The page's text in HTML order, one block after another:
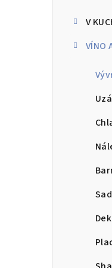
V
VÍNO